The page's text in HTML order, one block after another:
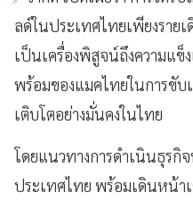
ลด์ในประเทศไทยเพียงราย
เป็นเครื่องพิสูจน์ถึงความแข็
พร้อมของแมคไทยในการขั
เติบโตอย่างมั่นคงในไทย
โดยแนวทางการดำเนินธุรกิ
ประเทศไทย พร้อมเดินหน้า